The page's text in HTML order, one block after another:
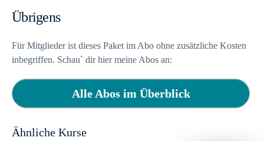
Übrigens
Für Mitglieder ist dieses Paket im Abo ohne zusätzliche Kosten
inbegriffen. Schau` dir hier meine Abos an:
Alle Abos im Überblick
Ähnliche Kurse